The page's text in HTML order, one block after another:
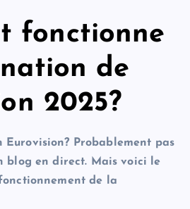
fonctionne
de
2025?
Eurovision? Probablement pas
blog en direct. Mais voici le
de la